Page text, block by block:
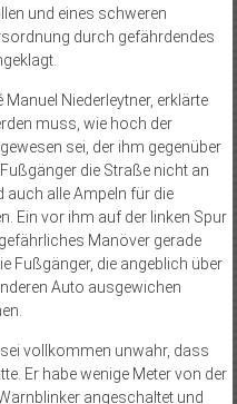
und eines schweren
durch gefährdendes
Niederleytner, erklärte
muss, wie hoch der
sei, der ihm gegenüber
die Straße nicht an
auch alle Ampeln für die
Ein vor ihm auf der linken Spur
Manöver gerade
Fußgänger, die angeblich über
Auto ausgewichen
vollkommen unwahr, dass
Er habe wenige Meter von der
angeschaltet und